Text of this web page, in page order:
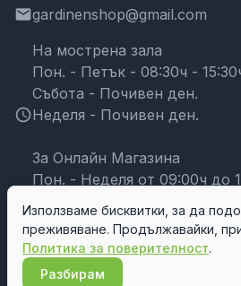
emailgardinenshop@gmail.com
schedule
На мострена зала
Пон. - Петък - 08:30ч -
Събота - Почивен ден.
Неделя - Почивен ден.
За Онлайн Магазина
Пон. - Неделя от 09:00ч до
Използваме бисквитки, за да
преживяване. Продължавайки,
Политика за поверителност.
Разбирам